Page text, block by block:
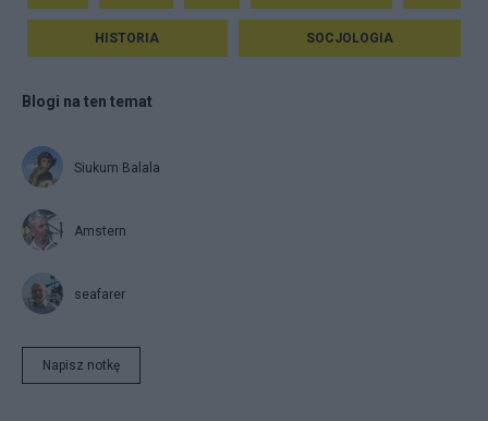
HISTORIA SOCJOLOGIA
Blogi na ten temat
Siukum Balala
Amstern
seafarer
Napisz notkę